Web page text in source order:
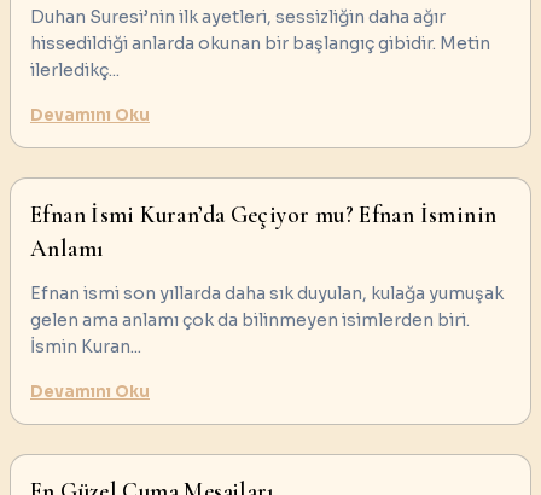
Duhan Suresi’nin ilk ayetleri, sessizliğin daha ağır
hissedildiği anlarda okunan bir başlangıç gibidir. Metin
ilerledikç...
Devamını Oku
Efnan İsmi Kuran’da Geçiyor mu? Efnan İsminin
Anlamı
Efnan ismi son yıllarda daha sık duyulan, kulağa yumuşak
gelen ama anlamı çok da bilinmeyen isimlerden biri.
İsmin Kuran...
Devamını Oku